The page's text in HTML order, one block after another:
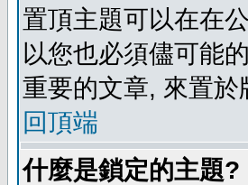
置頂主題可以在在
以您也必須儘可能
重要的文章, 來置於
回頂端
什麼是鎖定的主題?